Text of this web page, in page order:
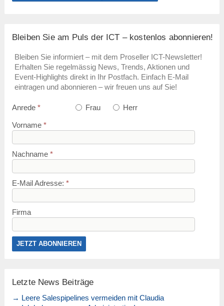
Bleiben Sie am Puls der ICT – kostenlos abonnieren!
Bleiben Sie informiert – mit dem Proseller ICT-Newsletter!
Erhalten Sie regelmässig News, Trends, Aktionen und
Event-Highlights direkt in Ihr Postfach. Einfach E-Mail
eintragen und abonnieren – wir freuen uns auf Sie!
Anrede * Frau Herr
Vorname *
Nachname *
E-Mail Adresse: *
Firma
Letzte News Beiträge
→ Leere Salespipelines vermeiden mit Claudia